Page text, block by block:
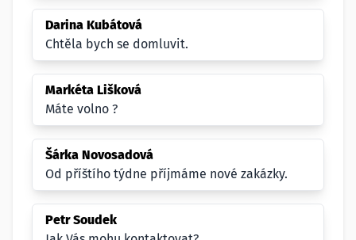
Darina Kubátová
Chtěla bych se domluvit.
Markéta Lišková
Máte volno ?
Šárka Novosadová
Od příštího týdne příjmáme nové zakázky.
Petr Soudek